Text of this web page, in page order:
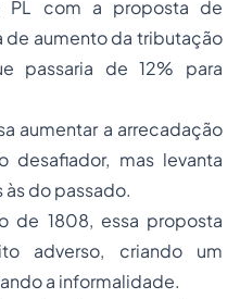
PL com a proposta de
de aumento da tributação
passaria de 12% para
aumentar a arrecadação
desafiador, mas levanta
do passado.
de 1808, essa proposta
adverso, criando um
a informalidade.